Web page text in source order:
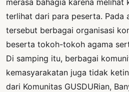
terlihat dari para peserta. Pada
tersebut berbagai organisasi
beserta tokoh-tokoh agama
Di samping itu, berbagai
kemasyarakatan juga tidak
dari Komunitas GUSDURian,